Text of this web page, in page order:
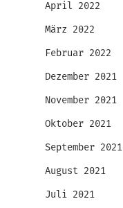
April 2022
März 2022
Februar 2022
Dezember 2021
November 2021
Oktober 2021
September 2021
August 2021
Juli 2021